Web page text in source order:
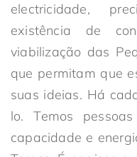
electricidade,
existência de
viabilização das
que permitam que
suas ideias. Há
lo. Temos
capacidade e